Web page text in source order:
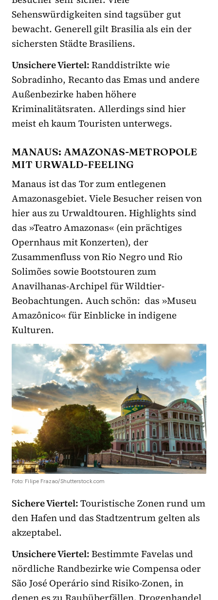
Sehenswürdigkeiten sind tagsüber gut
bewacht. Generell gilt Brasilia als ein der
sichersten Städte Brasiliens.
Unsichere Viertel:Randdistrikte wie
Sobradinho, Recanto das Emas und andere
Außenbezirke haben höhere
Kriminalitätsraten. Allerdings sind hier
meist eh kaum Touristen unterwegs.
MANAUS: AMAZONAS-METROPOLE
MIT URWALD-FEELING
Manaus ist das Tor zum entlegenen
Amazonasgebiet. Viele Besucher reisen von
hier aus zu Urwaldtouren. Highlights sind
das »Teatro Amazonas« (ein prächtiges
Opernhaus mit Konzerten), der
Zusammenfluss von Rio Negro und Rio
Solimões sowie Bootstouren zum
Anavilhanas-Archipel für Wildtier-
Beobachtungen. Auch schön: das »Museu
Amazônico« für Einblicke in indigene
Kulturen.
Foto: Filipe Frazao/Shutterstock.com
Sichere Viertel:Touristische Zonen rund um
den Hafen und das Stadtzentrum gelten als
akzeptabel.
Unsichere Viertel:Bestimmte Favelas und
nördliche Randbezirke wie Compensa oder
São José Operário sind Risiko-Zonen, in
denen es zu Raubüberfällen, Drogenhandel